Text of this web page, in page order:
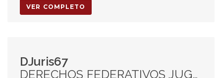
VER COMPLETO
DJuris67
DERECHOS FEDERATIVOS JUGADORES AMATEURS-PROFESIONALES CULMINACION DE LA VIA ADMINISTRATIVA PREVIA ACCION JUDICIAL EN LA OBTENCIÓN DEL “PASE LIBRE”